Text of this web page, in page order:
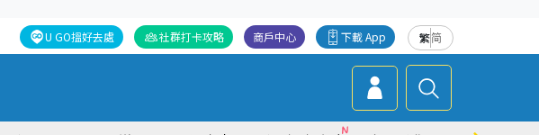
繁简
下載 App
商戶中心
社群打卡攻略
U GO搵好去處